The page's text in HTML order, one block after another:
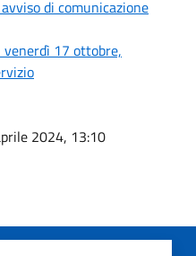
di comunicazione
17 ottobre,
2024, 13:10